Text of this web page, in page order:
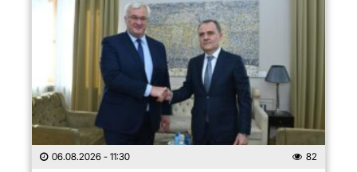
06.08.2026 - 11:30 82